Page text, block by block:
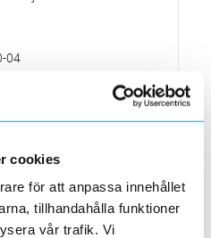
cookies
för att anpassa innehållet
tillhandahålla funktioner
vår trafik. Vi
04
i Södertälje
30
Charge Amps produkter